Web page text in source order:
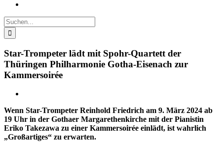
Suche
nach:
Star-Trompeter lädt mit Spohr-Quartett der
Thüringen Philharmonie Gotha-Eisenach zur
Kammersoirée
Bild
Wenn Star-Trompeter Reinhold Friedrich am 9. März 2024 ab
19 Uhr in der Gothaer Margarethenkirche mit der Pianistin
Eriko Takezawa zu einer Kammersoirée einlädt, ist wahrlich
„Großartiges“ zu erwarten.